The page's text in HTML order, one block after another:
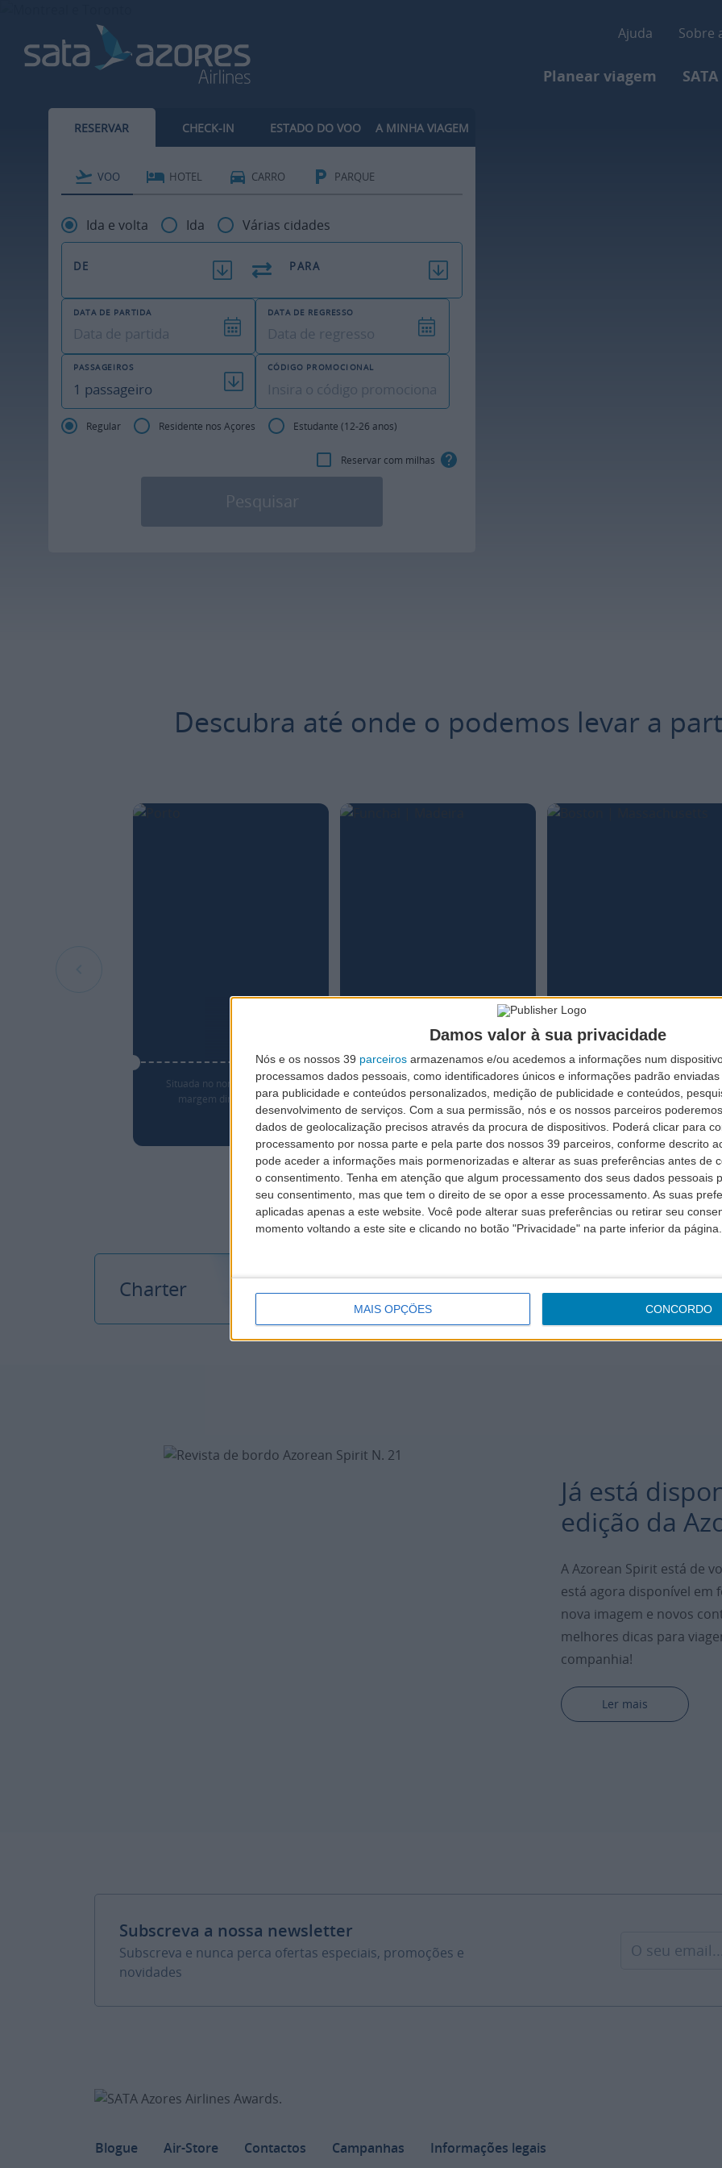
Damos valor à sua privacidade
Nós e os nossos 39 parceiros armazenamos e/ou acedemos a informações num
processamos dados pessoais, como identificadores únicos e informações padrão
para publicidade e conteúdos personalizados, medição de publicidade e conteúdos,
desenvolvimento de serviços. Com a sua permissão, nós e os nossos parceiros
dados de geolocalização precisos através da procura de dispositivos. Poderá clicar para
processamento por nossa parte e pela parte dos nossos 39 parceiros, conforme descrito
pode aceder a informações mais pormenorizadas e alterar as suas preferências antes de
o consentimento. Tenha em atenção que algum processamento dos seus dados pessoais
seu consentimento, mas que tem o direito de se opor a esse processamento. As suas
aplicadas apenas a este website. Você pode alterar suas preferências ou retirar seu
momento voltando a este site e clicando no botão "Privacidade" na parte inferior da página.
MAIS OPÇÕES CONCORDO
conteúdo
Ajuda Sobre
Primary-menu
Planear viagem
RESERVAR CHECK-IN ESTADO DO VOO A MINHA VIAGEM
VOO HOTEL CARRO PARQUE
Ida e volta Ida Várias cidades
DE PARA
DATA DE PARTIDA DATA DE REGRESSO
PASSAGEIROS CÓDIGO PROMOCIONAL
Regular Residente nos Açores Estudante (12-26 anos)
Reservar com milhas
Pesquisar
Descubra até onde o podemos levar a
Situada no norte de Portugal e na
margem direita do Rio Douro…
MADEIRA
Situado no meio do Atlântico e
composto pelas ilhas da Madeira...
BOSTON
A 3 horas de distância de
Iorque, Boston é a capital
Charter Carga
Já está
edição da
A Azorean Spirit está de
está agora disponível em
nova imagem e novos
melhores dicas para
companhia!
Ler mais
Subscreva a nossa newsletter
Subscreva e nunca perca ofertas especiais, promoções e
novidades
Email
Footer
Blogue Air-Store Contactos Campanhas Informações legais